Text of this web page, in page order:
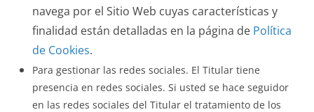
navega por el Sitio Web cuyas características y
finalidad están detalladas en la página de Política
de Cookies.
Para gestionar las redes sociales. El Titular tiene
presencia en redes sociales. Si usted se hace seguidor
en las redes sociales del Titular el tratamiento de los